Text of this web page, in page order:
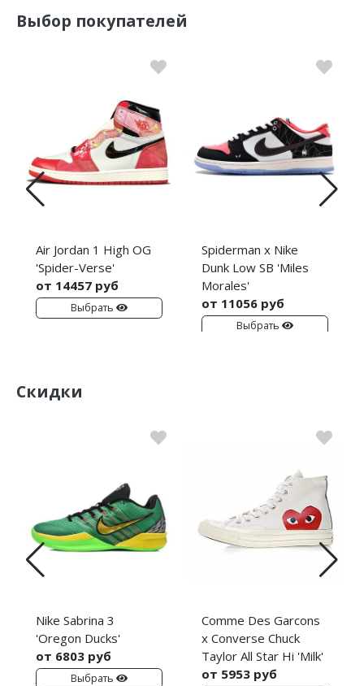
Выбор покупателей
Air Jordan 1 High OG
'Spider-Verse'
от 14457 руб
Выбрать
Spiderman x Nike
Dunk Low SB 'Miles
Morales'
от 11056 руб
Выбрать
Скидки
Nike Sabrina 3
'Oregon Ducks'
от 6803 руб
Выбрать
Comme Des Garcons
x Converse Chuck
Taylor All Star Hi 'Milk'
от 5953 руб